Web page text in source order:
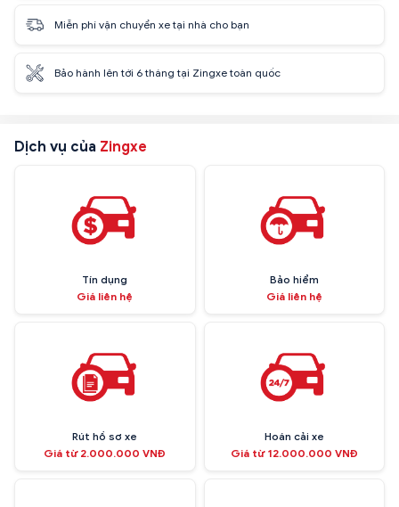
Miễn phí vận chuyển xe tại nhà cho bạn
Bảo hành lên tới 6 tháng tại Zingxe toàn quốc
Dịch vụ của Zingxe
Tín dụng
Giá liên hệ
Bảo hiểm
Giá liên hệ
Rút hồ sơ xe
Giá từ 2.000.000 VNĐ
Hoán cải xe
Giá từ 12.000.000 VNĐ